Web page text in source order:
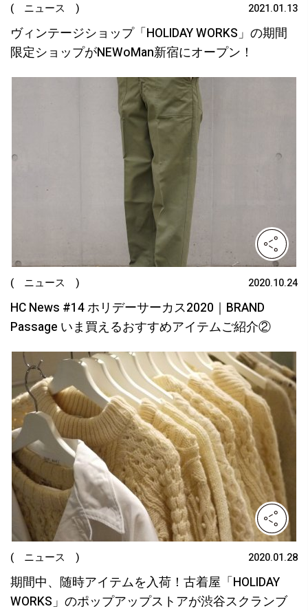
( ニュース ) 2021.01.13
ヴィンテージショップ「HOLIDAY WORKS」の期間
限定ショップがNEWoMan新宿にオープン！
( ニュース ) 2020.10.24
HC News #14 ホリデーサーカス2020｜BRAND
Passage いま買えるおすすめアイテムご紹介②
( ニュース ) 2020.01.28
期間中、随時アイテムを入荷！古着屋「HOLIDAY
WORKS」のポップアップストアが渋谷スクランブ